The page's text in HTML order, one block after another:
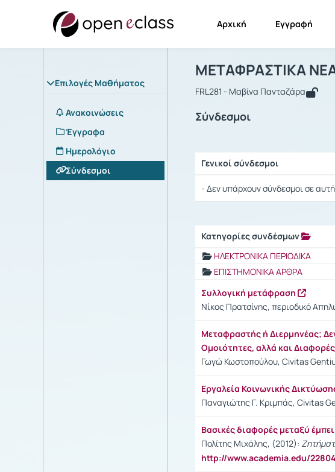
Αρχική Εγγραφή
Επιλογές Μαθήματος
Ανακοινώσεις
Έγγραφα
Ημερολόγιο
Σύνδεσμοι
Μάθημα :
ΜΕΤΑΦΡΑΣΤΙΚΑ
FRL281 - Μαβίνα Πανταζάρα
Σύνδεσμοι
Γενικοί σύνδεσμοι
- Δεν υπάρχουν σύνδεσμοι σε
Κατηγορίες συνδέσμων
ΗΛΕΚΤΡΟΝΙΚΑ ΠΕΡΙΟΔΙΚΑ
ΕΠΙΣΤΗΜΟΝΙΚΑ ΑΡΘΡΑ
Συλλογική μετάφραση
Νίκος Πρατσίνης, περιοδικό
Μεταφραστής ή Διερμηνέας;
Ομοιότητες, αλλά και Διαφορές
Γωγώ Κωστοπούλου, Civitas
Εργαλεία Κοινωνικής
Παναγιώτης Γ. Κριμπάς, Civitas
Βασικές διαφορές μεταξύ
Πολίτης Μιχάλης, (2012):
http://www.academia.edu/